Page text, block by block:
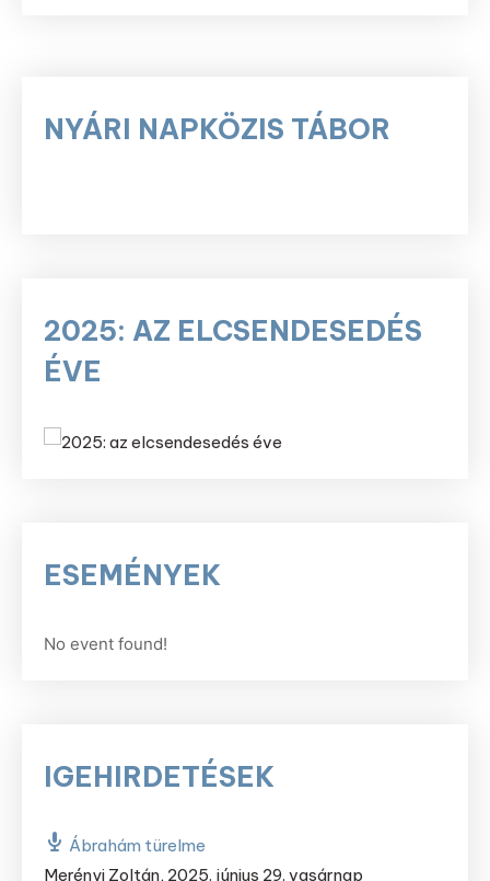
NYÁRI NAPKÖZIS TÁBOR
2025: AZ ELCSENDESEDÉS
ÉVE
ESEMÉNYEK
No event found!
IGEHIRDETÉSEK
Ábrahám türelme
Merényi Zoltán, 2025. június 29. vasárnap